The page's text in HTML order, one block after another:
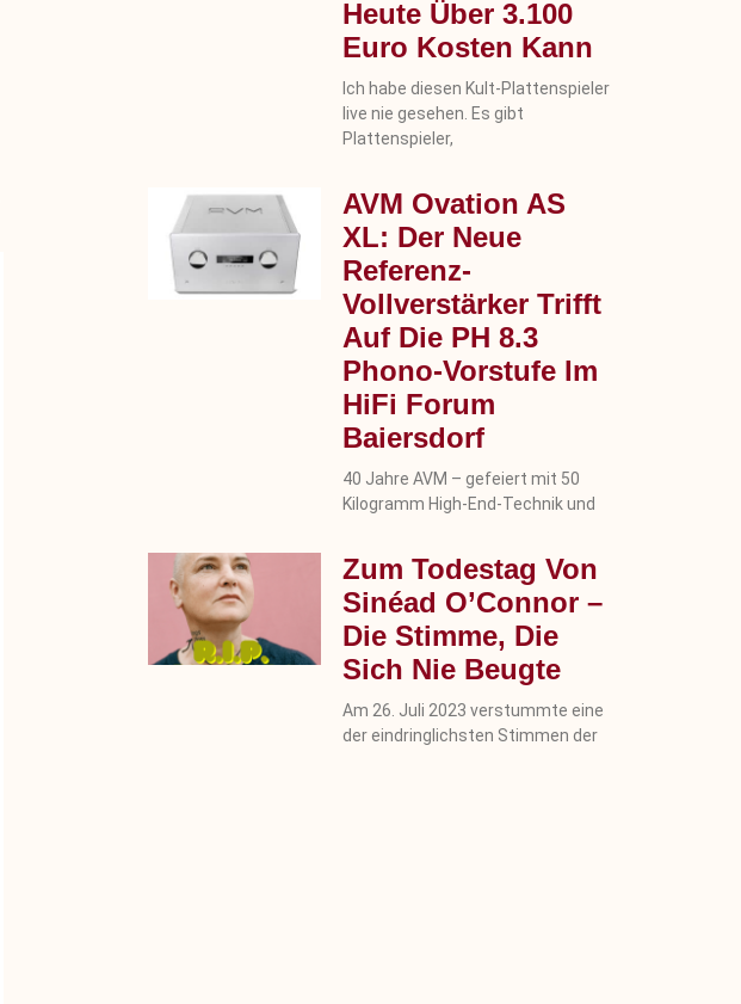
Heute Über 3.100
Euro Kosten Kann
Ich habe diesen Kult-Plattenspieler
live nie gesehen. Es gibt
Plattenspieler,
AVM Ovation AS
XL: Der Neue
Referenz-
Vollverstärker Trifft
Auf Die PH 8.3
Phono-Vorstufe Im
HiFi Forum
Baiersdorf
40 Jahre AVM – gefeiert mit 50
Kilogramm High-End-Technik und
Zum Todestag Von
Sinéad O’Connor –
Die Stimme, Die
Sich Nie Beugte
Am 26. Juli 2023 verstummte eine
der eindringlichsten Stimmen der